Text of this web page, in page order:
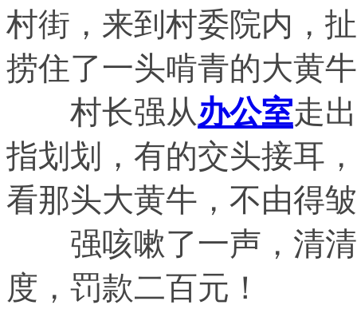
村街，来到村委院内，
捞住了一头啃青的大黄
村长强从办公室走
指划划，有的交头接耳
看那头大黄牛，不由得
强咳嗽了一声，清清
度，罚款二百元！